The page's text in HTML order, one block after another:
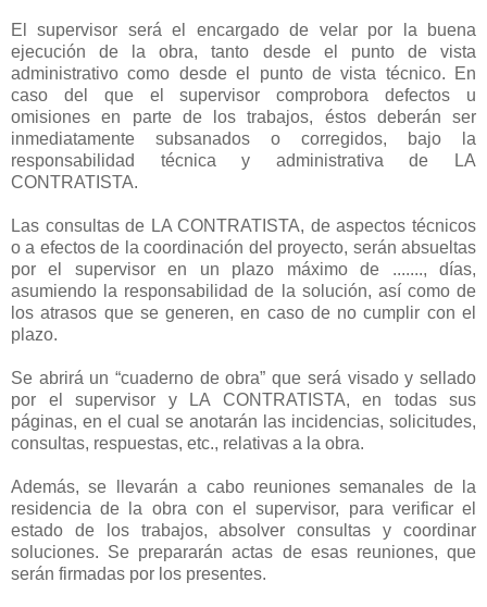
El supervisor será el encargado de velar por la buena
ejecución de la obra, tanto desde el punto de vista
administrativo como desde el punto de vista técnico. En
caso del que el supervisor comprobora defectos u
omisiones en parte de los trabajos, éstos deberán ser
inmediatamente subsanados o corregidos, bajo la
responsabilidad técnica y administrativa de LA
CONTRATISTA.
Las consultas de LA CONTRATISTA, de aspectos técnicos
o a efectos de la coordinación del proyecto, serán absueltas
por el supervisor en un plazo máximo de ......., días,
asumiendo la responsabilidad de la solución, así como de
los atrasos que se generen, en caso de no cumplir con el
plazo.
Se abrirá un “cuaderno de obra” que será visado y sellado
por el supervisor y LA CONTRATISTA, en todas sus
páginas, en el cual se anotarán las incidencias, solicitudes,
consultas, respuestas, etc., relativas a la obra.
Además, se llevarán a cabo reuniones semanales de la
residencia de la obra con el supervisor, para verificar el
estado de los trabajos, absolver consultas y coordinar
soluciones. Se prepararán actas de esas reuniones, que
serán firmadas por los presentes.